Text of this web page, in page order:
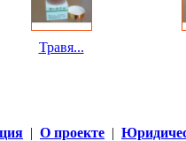
Травя...
| О проекте |